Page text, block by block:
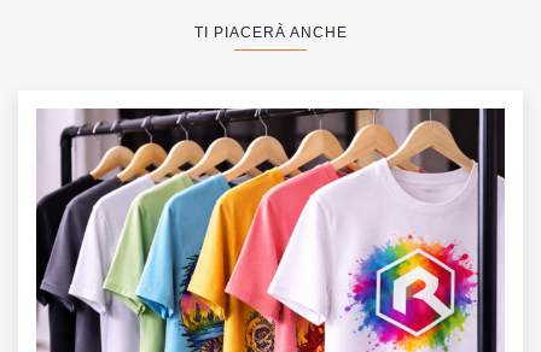
TI PIACERÀ ANCHE